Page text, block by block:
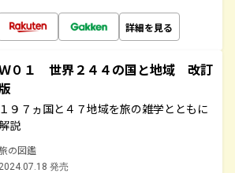
詳細を見る
０１ 世界２４４の国と地域 改訂
１９７ヵ国と４７地域を旅の雑学とともに
説
の図鑑
2024.07.18 発売